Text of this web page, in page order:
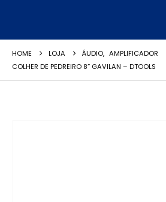
HOME LOJA ÁUDIO, AMPLIFICADOR
COLHER DE PEDREIRO 8” GAVILAN – DTOOLS